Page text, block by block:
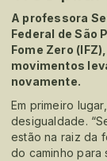
A professora
Federal de São
Fome Zero
movimentos
novamente.
Em primeiro
desigualdade.
estão na raiz da
do caminho para